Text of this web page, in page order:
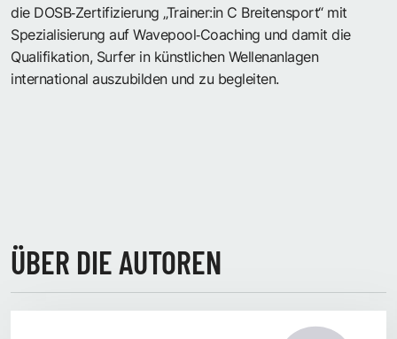
die DOSB‑Zertifizierung „Trainer:in C Breitensport“ mit
Spezialisierung auf Wavepool‑Coaching und damit die
Qualifikation, Surfer in künstlichen Wellenanlagen
international auszubilden und zu begleiten.
ÜBER DIE AUTOREN